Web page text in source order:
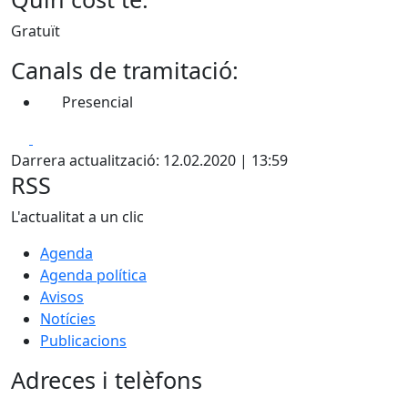
Gratuït
Canals de tramitació:
Presencial
Darrera actualització: 12.02.2020 | 13:59
RSS
L'actualitat a un clic
Agenda
Agenda política
Avisos
Notícies
Publicacions
Adreces i telèfons